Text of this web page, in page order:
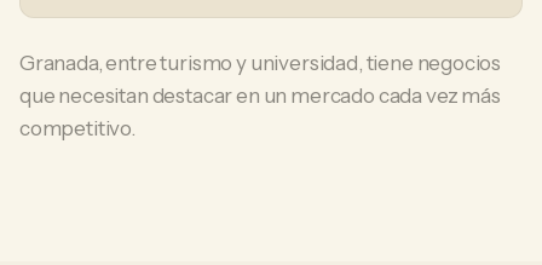
Granada, entre turismo y universidad, tiene negocios
que necesitan destacar en un mercado cada vez más
competitivo.